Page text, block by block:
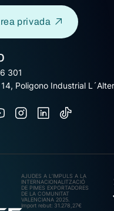
privada
301
Poligono Industrial
AJUDES A L’IMPULS A LA
INTERNACIONALITZACIÓ
DE PIMES EXPORTADORES
DE LA COMUNITAT
VALENCIANA 2025.
Import rebut: 31.278,27€